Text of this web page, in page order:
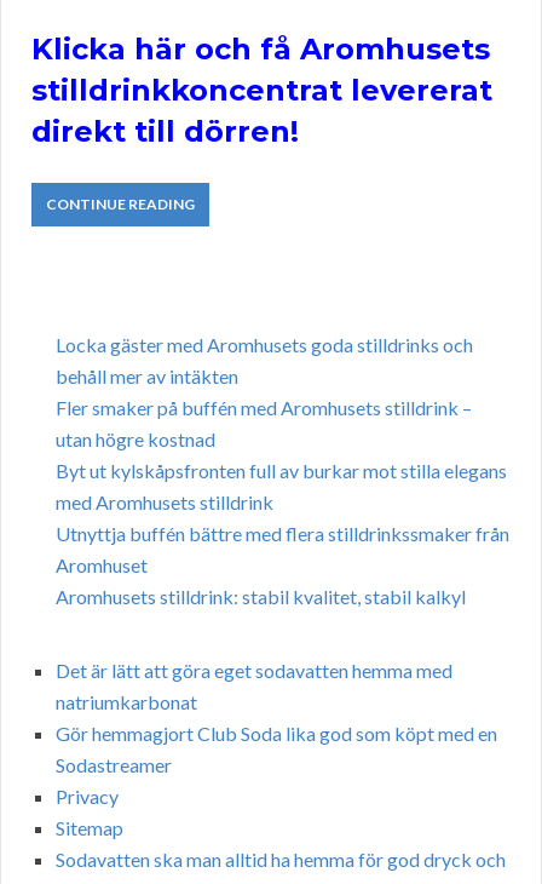
Klicka här och få Aromhusets
stilldrinkkoncentrat levererat
direkt till dörren!
CONTINUE READING
Locka gäster med Aromhusets goda stilldrinks och
behåll mer av intäkten
Fler smaker på buffén med Aromhusets stilldrink –
utan högre kostnad
Byt ut kylskåpsfronten full av burkar mot stilla elegans
med Aromhusets stilldrink
Utnyttja buffén bättre med flera stilldrinkssmaker från
Aromhuset
Aromhusets stilldrink: stabil kvalitet, stabil kalkyl
Det är lätt att göra eget sodavatten hemma med
natriumkarbonat
Gör hemmagjort Club Soda lika god som köpt med en
Sodastreamer
Privacy
Sitemap
Sodavatten ska man alltid ha hemma för god dryck och